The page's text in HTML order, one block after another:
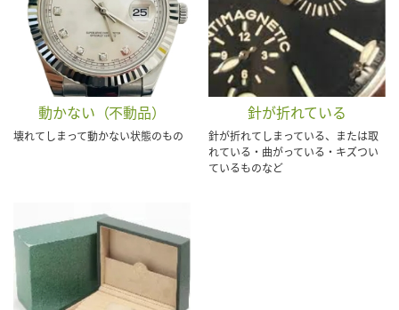
動かない（不動品）
壊れてしまって動かない状態のもの
針が折れている
針が折れてしまっている、または取
れている・曲がっている・キズつい
ているものなど